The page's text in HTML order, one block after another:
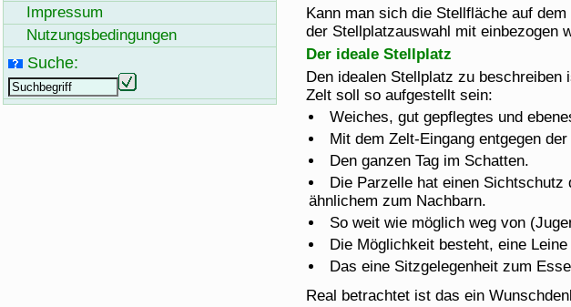
Kann man sich die Stellfläche auf
der Stellplatzauswahl mit einbezogen
Der ideale Stellplatz
Den idealen Stellplatz zu
Zelt soll so aufgestellt sein:
Weiches, gut gepflegtes und
Mit dem Zelt-Eingang entgegen
Den ganzen Tag im Schatten.
Die Parzelle hat einen Sichtschutz
ähnlichem zum Nachbarn.
So weit wie möglich weg von
Die Möglichkeit besteht, eine
Das eine Sitzgelegenheit zum
Real betrachtet ist das ein
Impressum
Nutzungsbedingungen
Suche: